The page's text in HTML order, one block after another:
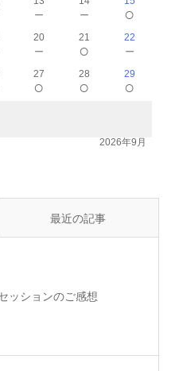
－ － ○
20
－
21
○
22
－
27
○
28
○
29
○
2026年9月
最近の記事
ッションのご感想